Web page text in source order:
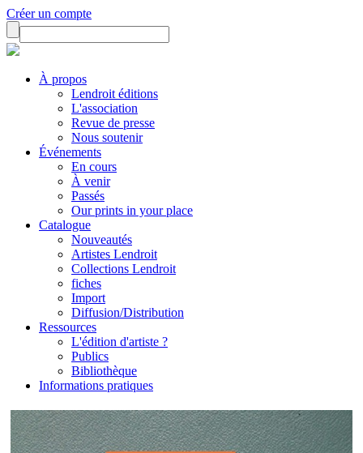
Créer un compte
À propos
Lendroit éditions
L'association
Revue de presse
Nous soutenir
Événements
En cours
À venir
Passés
Our prints in your place
Catalogue
Nouveautés
Artistes Lendroit
Collections Lendroit
fiches
Import
Diffusion/Distribution
Ressources
L'édition d'artiste ?
Publics
Bibliothèque
Informations pratiques